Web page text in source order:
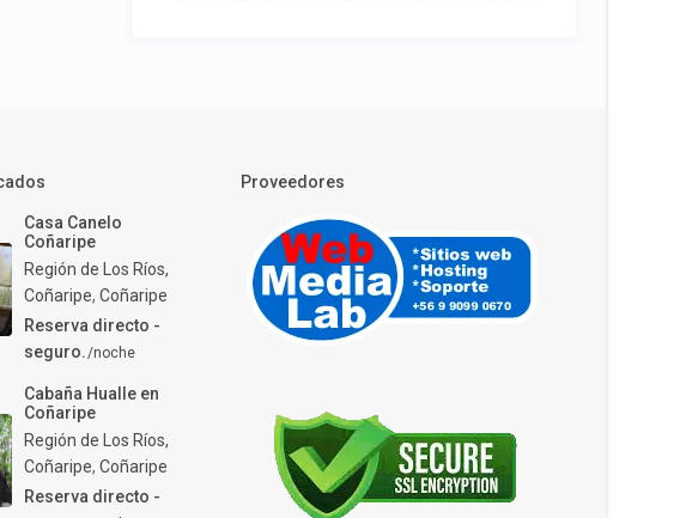
Casa Canelo
Coñaripe
Región de Los Ríos,
Coñaripe,Coñaripe
Reserva directo -
seguro./noche
Cabaña Hualle en
Coñaripe
Región de Los Ríos,
Coñaripe,Coñaripe
Reserva directo -
Proveedores